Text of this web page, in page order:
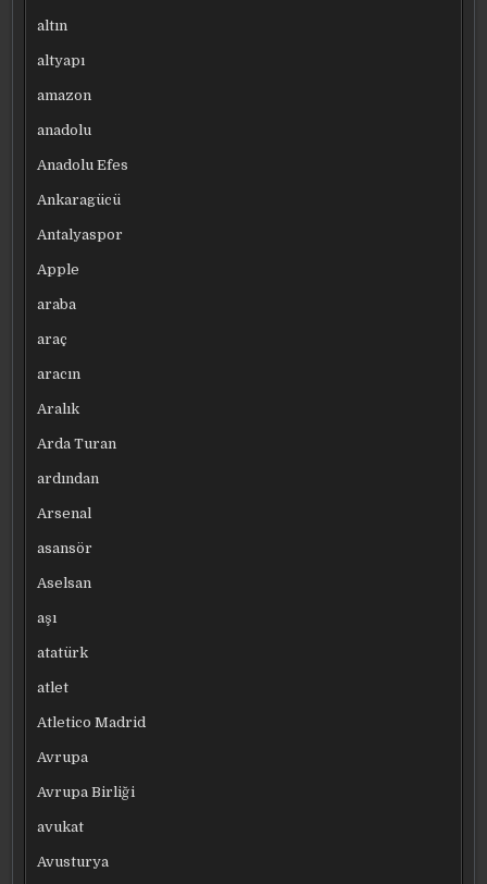
altın
altyapı
amazon
anadolu
Anadolu Efes
Ankaragücü
Antalyaspor
Apple
araba
araç
aracın
Aralık
Arda Turan
ardından
Arsenal
asansör
Aselsan
aşı
atatürk
atlet
Atletico Madrid
Avrupa
Avrupa Birliği
avukat
Avusturya